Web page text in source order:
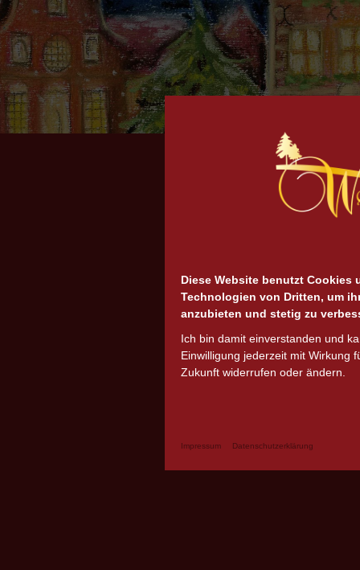
Diese Website benutzt Cookies
Technologien von Dritten, um
anzubieten und stetig zu
Ich bin damit einverstanden und
Einwilligung jederzeit mit Wirkung
Zukunft widerrufen oder ändern.
Impressum Datenschutzerklärung